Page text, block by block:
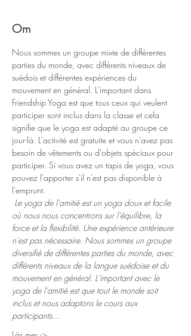
Om
Nous sommes un groupe mixte de différentes
parties du monde, avec différents niveaux de
suédois et différentes expériences du
mouvement en général. L'important dans
Friendship Yoga est que tous ceux qui veulent
participer sont inclus dans la classe et cela
signifie que le yoga est adapté au groupe ce
jour-là. L'activité est gratuite et vous n'avez pas
besoin de vêtements ou d'objets spéciaux pour
participer. Si vous avez un tapis de yoga, vous
pouvez l'apporter s'il n'est pas disponible à
l'emprunt.
Le yoga de l'amitié est un yoga doux et facile
où nous nous concentrons sur l'équilibre, la
force et la flexibilité. Une expérience antérieure
n'est pas nécessaire. Nous sommes un groupe
diversifié de différentes parties du monde, avec
différents niveaux de la langue suédoise et du
mouvement en général. L'important avec le
yoga de l'amitié est que tout le monde soit
inclus et nous adaptons le cours aux
participants…